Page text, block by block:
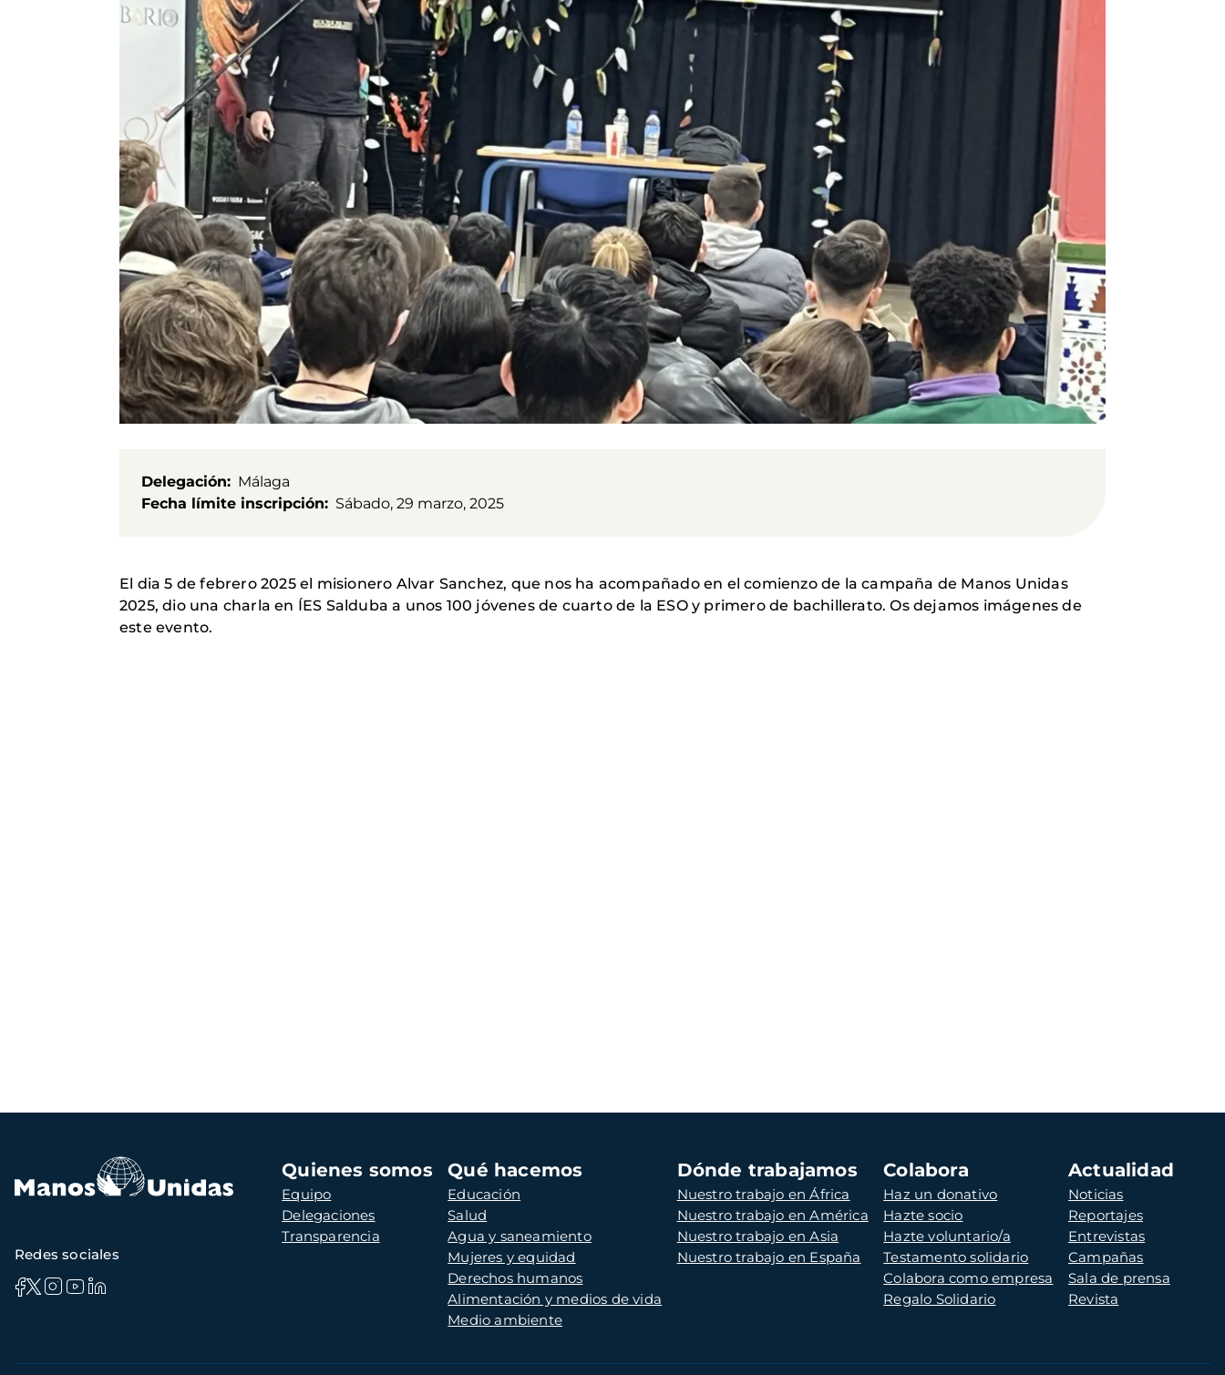
Delegación
Málaga
Fecha límite inscripción
Sábado, 29 marzo, 2025
El dia 5 de febrero 2025 el misionero Alvar Sanchez, que nos ha acompañado en el comienzo de la campaña de Manos Unidas
2025, dio una charla en ÍES Salduba a unos 100 jóvenes de cuarto de la ESO y primero de bachillerato. Os dejamos imágenes de
este evento.
Navegación
principal
Quienes somos
Equipo
Delegaciones
Transparencia
Qué hacemos
Educación
Salud
Agua y saneamiento
Mujeres y equidad
Derechos humanos
Alimentación y medios de vida
Medio ambiente
Dónde trabajamos
Nuestro trabajo en África
Nuestro trabajo en América
Nuestro trabajo en Asia
Nuestro trabajo en España
Colabora
Haz un donativo
Hazte socio
Hazte voluntario/a
Testamento solidario
Colabora como empresa
Regalo Solidario
Actualidad
Noticias
Reportajes
Entrevistas
Campañas
Sala de prensa
Revista
Redes sociales